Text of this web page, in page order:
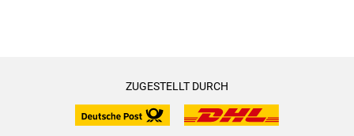
ZUGESTELLT DURCH